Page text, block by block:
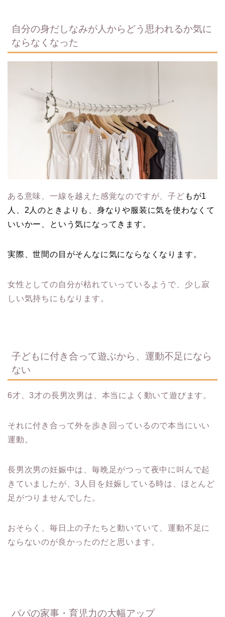
自分の身だしなみが人からどう思われるか気に
ならなくなった
ある意味、一線を越えた感覚なのですが、子ど もが1
人、2人のときよりも、身なりや服装に気を使わなくて
いいかー、という気になってきます。
実際、世間の目がそんなに気にならなくなります。
女性としての自分が枯れていっているようで、少し寂
しい気持ちにもなります。
子どもに付き合って遊ぶから、運動不足になら
ない
6才、3才の長男次男は、本当によく動いて遊びます。
それに付き合って外を歩き回っているので本当にいい
運動。
長男次男の妊娠中は、毎晩足がつって夜中に叫んで起
きていましたが、3人目を妊娠している時は、ほとんど
足がつりませんでした。
おそらく、毎日上の子たちと動いていて、運動不足に
ならないのが良かったのだと思います。
パパの家事・育児力の大幅アップ